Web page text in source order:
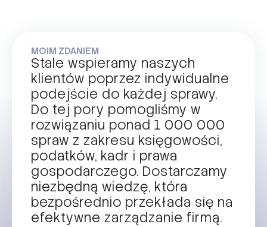
MOIM ZDANIEM
Stale wspieramy naszych
klientów poprzez indywidualne
podejście do każdej sprawy.
Do tej pory pomogliśmy w
rozwiązaniu ponad 1 000 000
spraw z zakresu księgowości,
podatków, kadr i prawa
gospodarczego. Dostarczamy
niezbędną wiedzę, która
bezpośrednio przekłada się na
efektywne zarządzanie firmą.